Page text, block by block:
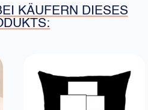
KÄUFERN DIESES